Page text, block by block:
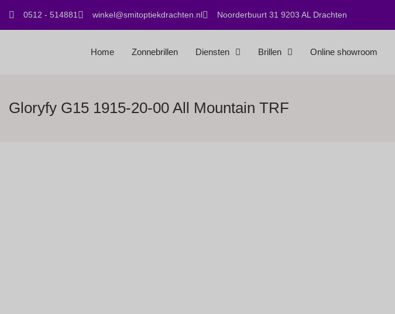
0512 - 514881 winkel@smitoptiekdrachten.nl Noorderbuurt 31 9203 AL Drachten
Home Zonnebrillen Diensten Brillen Online showroom
Gloryfy G15 1915-20-00 All Mountain TRF